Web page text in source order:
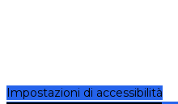
Impostazioni di accessibilità